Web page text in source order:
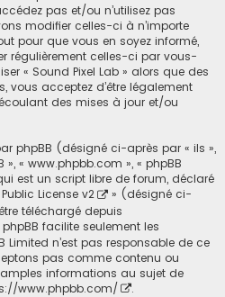
pas et/ou n’utilisez pas
modifier celles-ci à n’importe
pour que vous en soyez informé,
régulièrement celles-ci par vous-
« Sound Pixel Lab » alors que des
vous acceptez d’être légalement
des mises à jour et/ou
phpBB (désigné ci-après par « ils »,
», « www.phpbb.com », « phpBB
est un script libre de forum, déclaré
License v2
» (désigné ci-
téléchargé depuis
phpBB facilite seulement les
Limited n’est pas responsable de ce
pas comme contenu ou
informations au sujet de
www.phpbb.com/ .